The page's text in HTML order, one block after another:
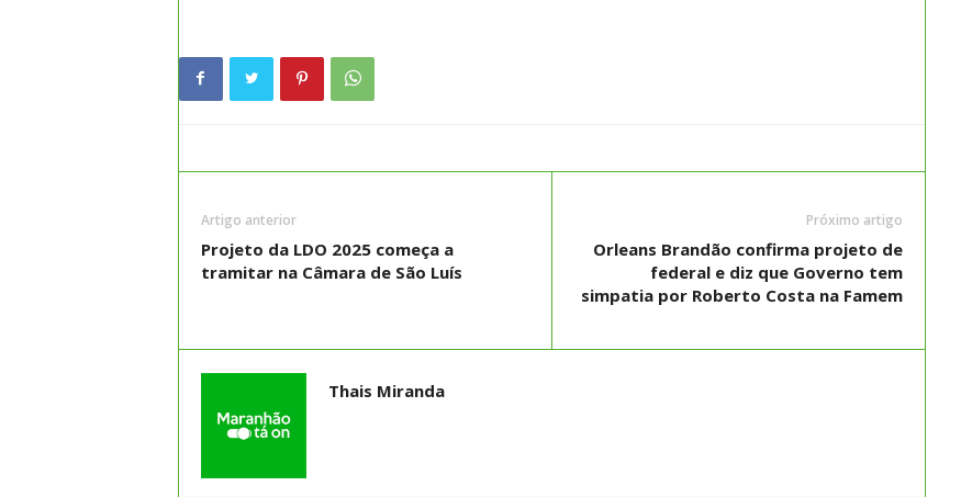
Artigo anterior
Projeto da LDO 2025 começa a
tramitar na Câmara de São Luís
Próximo artigo
Orleans Brandão confirma projeto de
federal e diz que Governo tem
simpatia por Roberto Costa na Famem
Thais Miranda